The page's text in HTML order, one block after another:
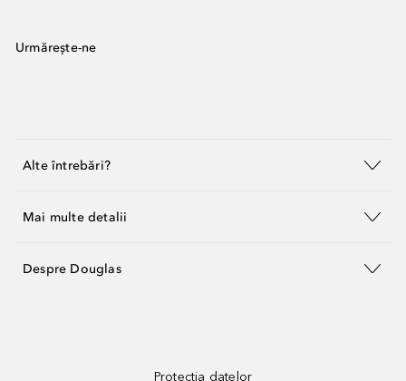
Urmărește-ne
Alte întrebări?
Mai multe detalii
Despre Douglas
Protecția datelor